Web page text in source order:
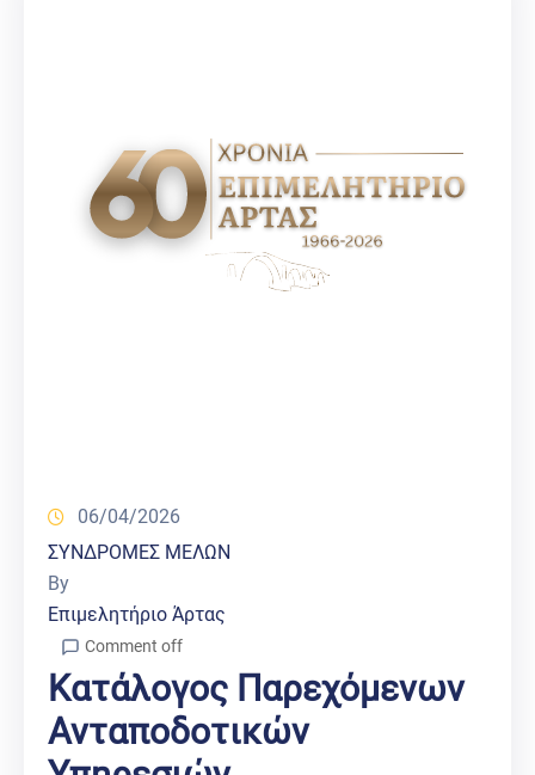
06/04/2026
ΣΥΝΔΡΟΜΕΣ ΜΕΛΩΝ
By
Επιμελητήριο Άρτας
Comment off
Κατάλογος Παρεχόμενων
Ανταποδοτικών